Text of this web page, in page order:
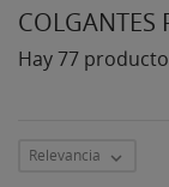
COLGANTES
Hay 77
Relevancia 